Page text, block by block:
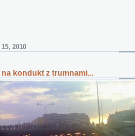
2010
kondukt z trumnami...